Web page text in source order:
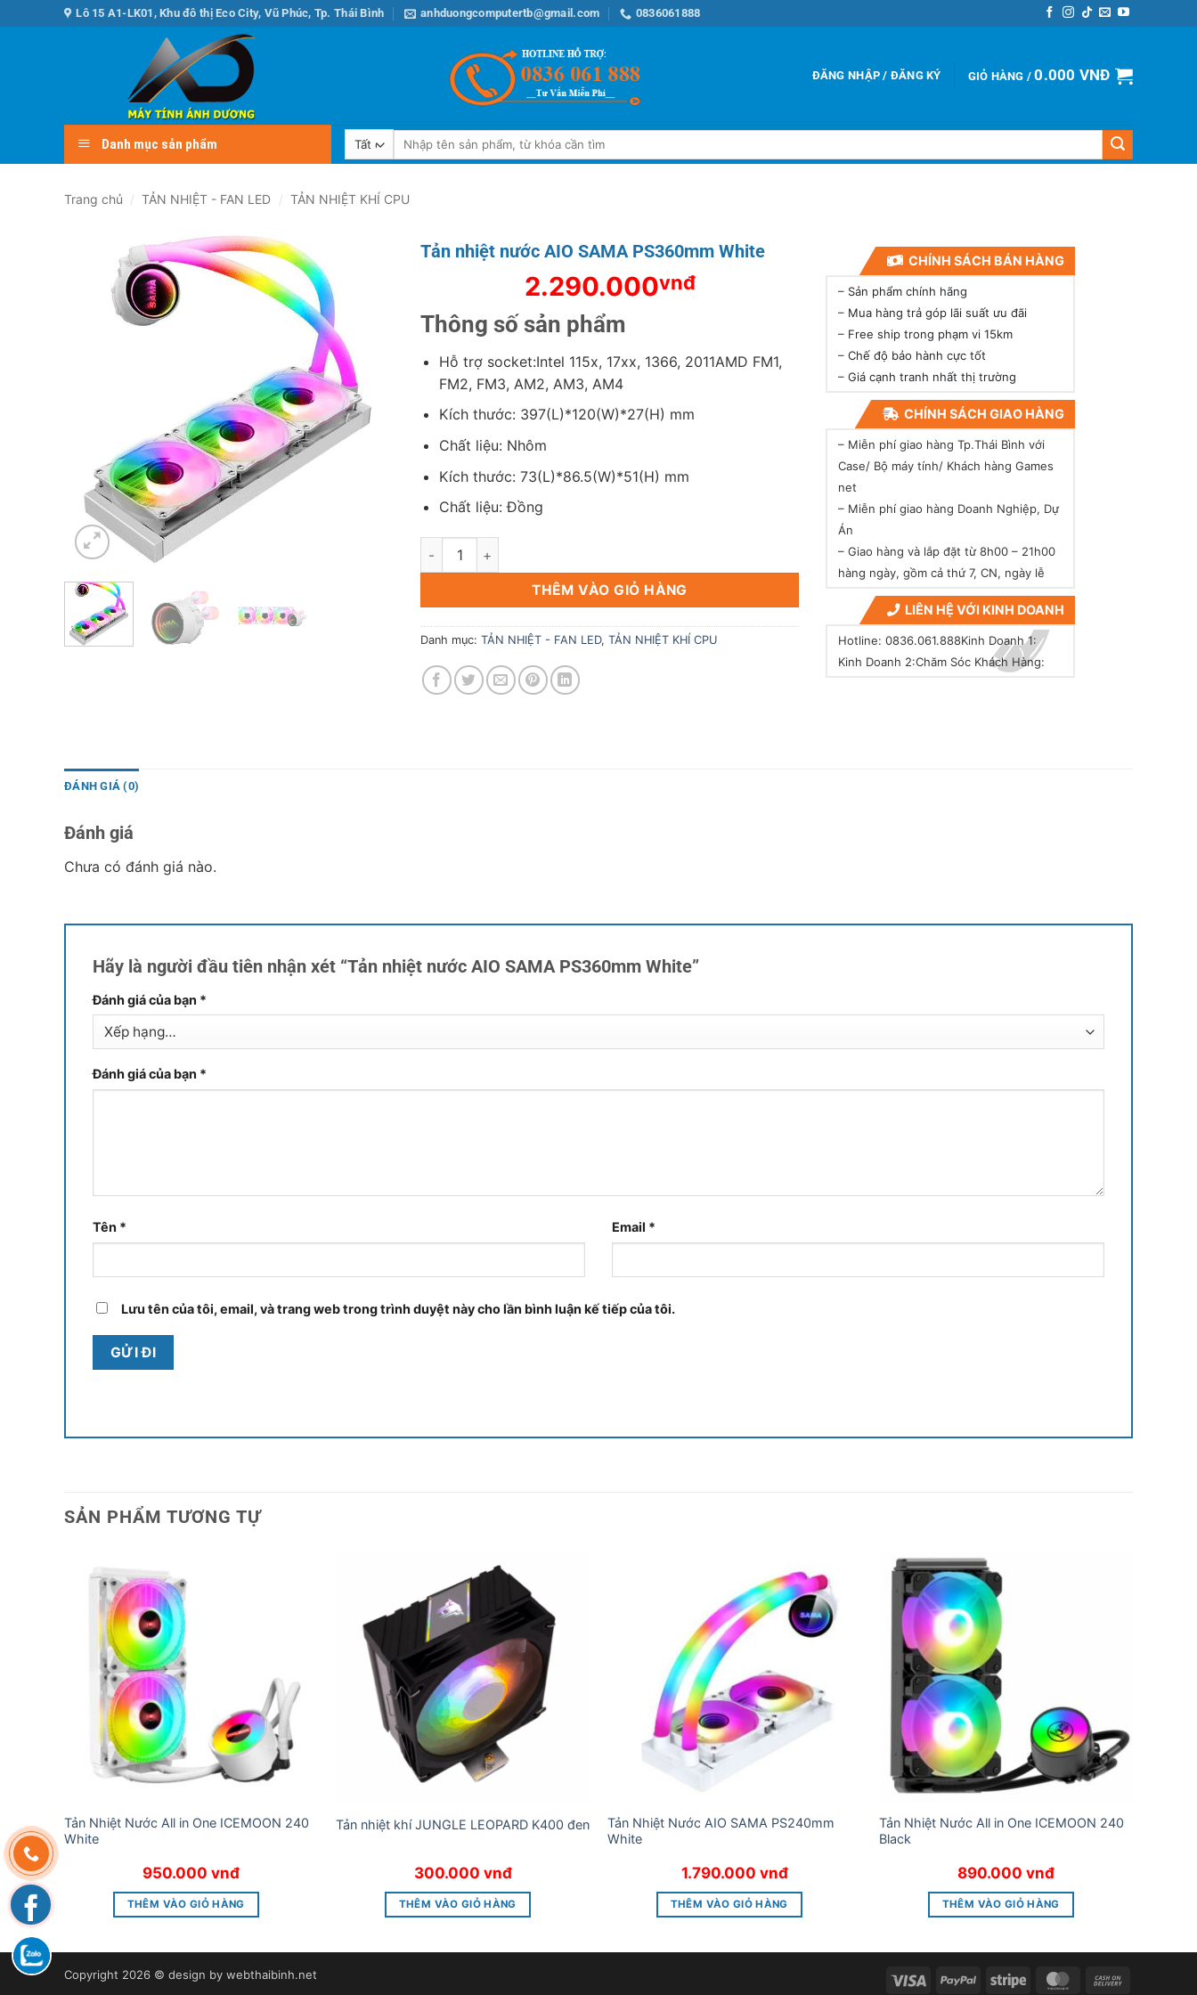
qua
Lô 15 A1-LK01, Khu đô thị Eco City, Vũ Phúc, Tp. Thái Bình anhduongcomputertb@gmail.com 0836061888
ĐĂNG NHẬP / ĐĂNG KÝ GIỎ HÀNG /0.000 VNĐ
Danh mục sản phẩm
Tìm
Trang chủ / TẢN NHIỆT - FAN LED / TẢN NHIỆT KHÍ CPU
Tản nhiệt nước AIO SAMA PS360mm White
2.290.000vnđ
Thông số sản phẩm
Hỗ trợ socket:Intel 115x, 17xx, 1366, 2011AMD FM1,
FM2, FM3, AM2, AM3, AM4
Kích thước: 397(L)*120(W)*27(H) mm
Chất liệu: Nhôm
Kích thước: 73(L)*86.5(W)*51(H) mm
Chất liệu: Đồng
Tản nhiệt nước AIO SAMA PS360mm White số lượng
THÊM VÀO GIỎ HÀNG
Danh mục: TẢN NHIỆT - FAN LED, TẢN NHIỆT KHÍ CPU
CHÍNH SÁCH BÁN HÀNG
– Sản phẩm chính hãng
– Mua hàng trả góp lãi suất ưu đãi
– Free ship trong phạm vi 15km
– Chế độ bảo hành cực tốt
– Giá cạnh tranh nhất thị trường
CHÍNH SÁCH GIAO HÀNG
– Miễn phí giao hàng Tp.Thái Bình với
Case/ Bộ máy tính/ Khách hàng Games
net
– Miễn phí giao hàng Doanh Nghiệp, Dự
Án
– Giao hàng và lắp đặt từ 8h00 – 21h00
hàng ngày, gồm cả thứ 7, CN, ngày lễ
LIÊN HỆ VỚI KINH DOANH
Hotline: 0836.061.888Kinh Doanh 1:
Kinh Doanh 2:Chăm Sóc Khách Hàng:
ĐÁNH GIÁ (0)
Đánh giá
Chưa có đánh giá nào.
Hãy là người đầu tiên nhận xét “Tản nhiệt nước AIO SAMA PS360mm White”
Đánh giá của bạn *
Đánh giá của bạn *
Tên * Email *
Lưu tên của tôi, email, và trang web trong trình duyệt này cho lần bình luận kế tiếp của tôi.
SẢN PHẨM TƯƠNG TỰ
Tản Nhiệt Nước All in One ICEMOON 240
White
950.000 vnđ
THÊM VÀO GIỎ HÀNG
Tản nhiệt khí JUNGLE LEOPARD K400 đen
300.000 vnđ
THÊM VÀO GIỎ HÀNG
Tản Nhiệt Nước AIO SAMA PS240mm
White
1.790.000 vnđ
THÊM VÀO GIỎ HÀNG
Tản Nhiệt Nước All in One ICEMOON 240
Black
890.000 vnđ
THÊM VÀO GIỎ HÀNG
Visa PayPal Stripe MasterCard
Copyright 2026 © design by webthaibinh.net